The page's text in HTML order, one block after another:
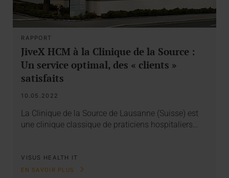
RAPPORT
JiveX HCM à la Clinique de la Source :
Un service optimal, des « clients »
satisfaits
10.05.2022
La Clinique de la Source de Lausanne (Suisse) est
une clinique classique de praticiens hospitaliers…
VISUS HEALTH IT
EN SAVOIR PLUS